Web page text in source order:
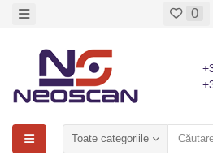
0
Toate categoriile